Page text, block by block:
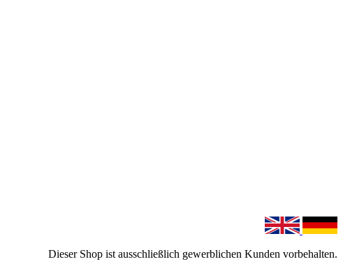
Dieser Shop ist ausschließlich gewerblichen Kunden vorbehalten.